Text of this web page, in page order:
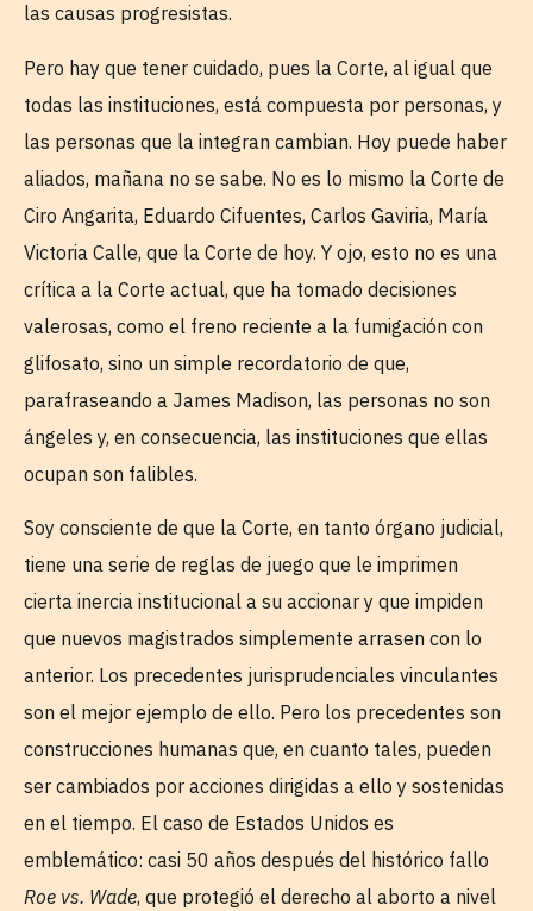
las causas progresistas.
Pero hay que tener cuidado, pues la Corte, al igual que
todas las instituciones, está compuesta por personas, y
las personas que la integran cambian. Hoy puede haber
aliados, mañana no se sabe. No es lo mismo la Corte de
Ciro Angarita, Eduardo Cifuentes, Carlos Gaviria, María
Victoria Calle, que la Corte de hoy. Y ojo, esto no es una
crítica a la Corte actual, que ha tomado decisiones
valerosas, como el freno reciente a la fumigación con
glifosato, sino un simple recordatorio de que,
parafraseando a James Madison, las personas no son
ángeles y, en consecuencia, las instituciones que ellas
ocupan son falibles.
Soy consciente de que la Corte, en tanto órgano judicial,
tiene una serie de reglas de juego que le imprimen
cierta inercia institucional a su accionar y que impiden
que nuevos magistrados simplemente arrasen con lo
anterior. Los precedentes jurisprudenciales vinculantes
son el mejor ejemplo de ello. Pero los precedentes son
construcciones humanas que, en cuanto tales, pueden
ser cambiados por acciones dirigidas a ello y sostenidas
en el tiempo. El caso de Estados Unidos es
emblemático: casi 50 años después del histórico fallo
Roe vs. Wade, que protegió el derecho al aborto a nivel